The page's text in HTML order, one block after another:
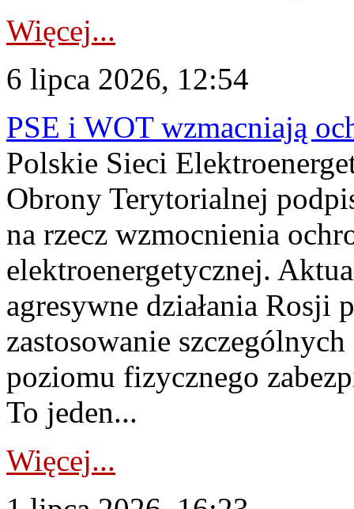
Więcej...
6 lipca 2026, 12:54
PSE i WOT wzmacniają
Polskie Sieci
Obrony Terytorialnej
na rzecz wzmocnienia
elektroenergetycznej.
agresywne działania Rosji
zastosowanie
poziomu fizycznego
To jeden...
Więcej...